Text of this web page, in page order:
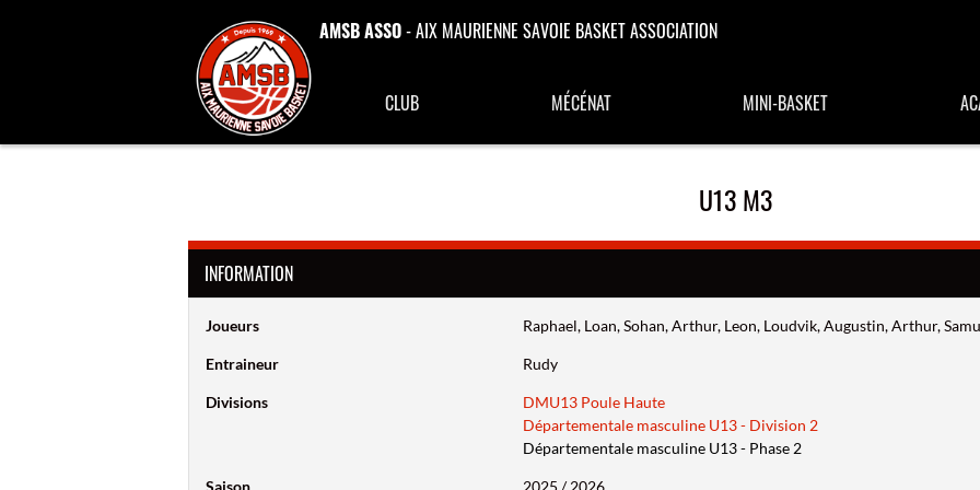
AMSB ASSO- AIX MAURIENNE SAVOIE BASKET ASSOCIATION
CLUB MÉCÉNAT MINI-BASKET
U13 M3
INFORMATION
Joueurs Raphael, Loan, Sohan, Arthur, Leon, Loudvik, Augustin, Arthur,
Entraineur Rudy
Divisions
DMU13 Poule Haute
Départementale masculine U13 - Division 2
Départementale masculine U13 - Phase 2
Saison 2025 / 2026